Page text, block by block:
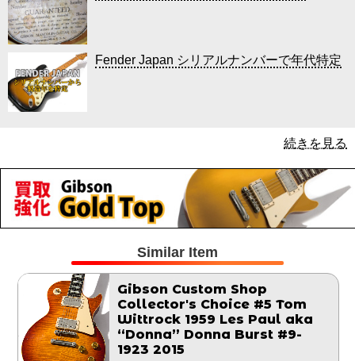
Fender Japan シリアルナンバーで年代特定
続きを見る
Similar Item
Gibson Custom Shop
Collector's Choice #5 Tom
Wittrock 1959 Les Paul aka
“Donna” Donna Burst #9-
1923 2015